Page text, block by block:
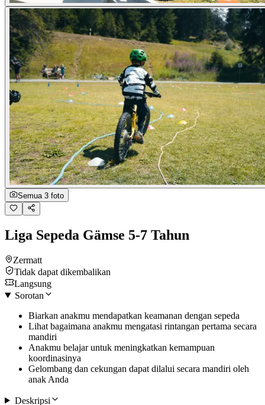
Semua 3 foto
Liga Sepeda Gämse 5-7 Tahun
Zermatt
Tidak dapat dikembalikan
Langsung
Sorotan
Biarkan anakmu mendapatkan keamanan dengan sepeda
Lihat bagaimana anakmu mengatasi rintangan pertama secara
mandiri
Anakmu belajar untuk meningkatkan kemampuan
koordinasinya
Gelombang dan cekungan dapat dilalui secara mandiri oleh
anak Anda
Deskripsi